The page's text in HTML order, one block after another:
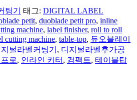
팅기 태그: DIGITAL LABEL
petit, duoblade petit pro, inline
machine, label finisher, roll to roll
cutting machine, table-top, 듀오블레이
털라벨커팅기 , 디지털라벨후가공
로, 인라인 커터 , 컴팩트, 테이블탑